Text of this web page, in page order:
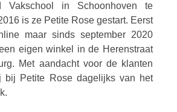
Vakschool in Schoonhoven te
is ze Petite Rose gestart. Eerst
maar sinds september 2020
eigen winkel in de Herenstraat
Met aandacht voor de klanten
bij Petite Rose dagelijks van het